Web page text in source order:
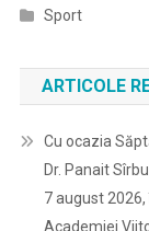
Sport
ARTICOLE
Cu ocazia
Dr. Panait
7 august
Academiei